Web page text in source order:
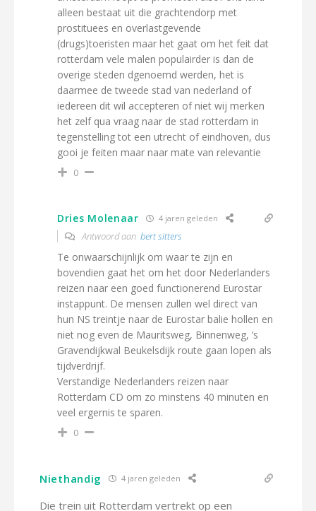
alleen bestaat uit die grachtendorp met
prostituees en overlastgevende
(drugs)toeristen maar het gaat om het feit dat
rotterdam vele malen populairder is dan de
overige steden dgenoemd werden, het is
daarmee de tweede stad van nederland of
iedereen dit wil accepteren of niet wij merken
het zelf qua vraag naar de stad rotterdam in
tegenstelling tot een utrecht of eindhoven, dus
gooi je feiten maar naar mate van relevantie
0
Dries Molenaar 4 jaren geleden
Antwoord aan bert sitters
Te onwaarschijnlijk om waar te zijn en
bovendien gaat het om het door Nederlanders
reizen naar een goed functionerend Eurostar
instappunt. De mensen zullen wel direct van
hun NS treintje naar de Eurostar balie hollen en
niet nog even de Mauritsweg, Binnenweg, ‘s
Gravendijkwal Beukelsdijk route gaan lopen als
tijdverdrijf.
Verstandige Nederlanders reizen naar
Rotterdam CD om zo minstens 40 minuten en
veel ergernis te sparen.
0
Niethandig 4 jaren geleden
Die trein uit Rotterdam vertrekt op een